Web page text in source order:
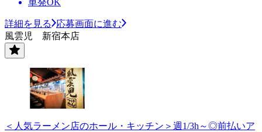
詳細を見る
応募画面に進む
風雲児 新宿本店
＜人気ラーメン店のホール・キッチン＞週1/3h～◎前払いア